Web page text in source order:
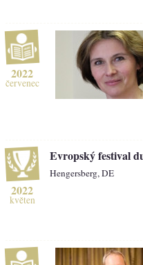
2022
červenec
2022
květen
Evropský festival
Hengersberg, DE